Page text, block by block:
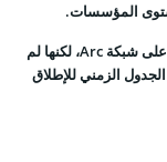
المؤسسات.
وأوضحت الشركة أنها تدرس إمكانية إطلاق رمز أصلي على شبكة Arc، لكنها لم
الزمني للإطلاق